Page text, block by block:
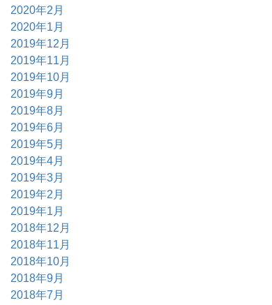
2020年2月
2020年1月
2019年12月
2019年11月
2019年10月
2019年9月
2019年8月
2019年6月
2019年5月
2019年4月
2019年3月
2019年2月
2019年1月
2018年12月
2018年11月
2018年10月
2018年9月
2018年7月